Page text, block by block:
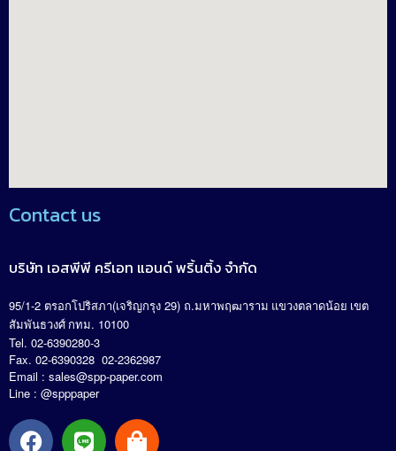
Contact us
บริษัท เอสพีพี ครีเอท แอนด์ พริ้นติ้ง จำกัด
95/1-2 ตรอกโปริสภา(เจริญกรุง 29) ถ.มหาพฤฒาราม แขวงตลาดน้อย เขต
สัมพันธวงศ์ กทม. 10100
Tel. 02-6390280-3
Fax. 02-6390328 02-2362987
Email : sales@spp-paper.com
Line : @spppaper